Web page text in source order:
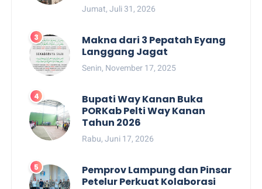
Jumat, Juli 31, 2026
Makna dari 3 Pepatah Eyang
Langgang Jagat
Senin, November 17, 2025
Bupati Way Kanan Buka
PORKab Pelti Way Kanan
Tahun 2026
Rabu, Juni 17, 2026
Pemprov Lampung dan Pinsar
Petelur Perkuat Kolaborasi